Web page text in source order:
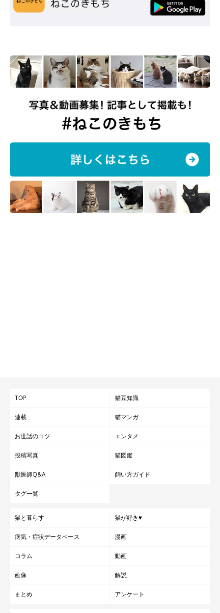
TOP 猫豆知識
連載 猫マンガ
お世話のコツ エンタメ
投稿写真 猫図鑑
獣医師Q&A 飼い方ガイド
タグ一覧
猫と暮らす 猫が好き♥
病気・症状データベース 漫画
コラム 動画
画像 解説
まとめ アンケート